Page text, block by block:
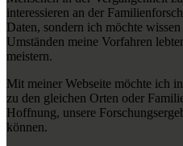
interessieren an der
Daten, sondern ich möchte
Umständen meine Vorfahren
meistern.
Mit meiner Webseite möchte ich
zu den gleichen Orten oder
Hoffnung, unsere
können.